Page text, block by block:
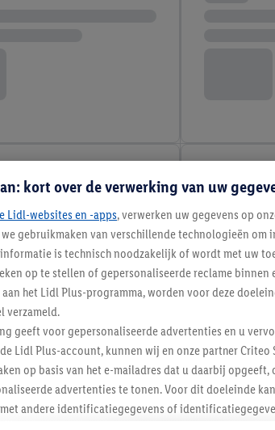
kort over de verwerking van uw
Lidl-websites en -apps, verwerken uw gegevens op
gebruikmaken van verschillende technologieën
is technisch noodzakelijk of wordt met uw
op te stellen of gepersonaliseerde reclame
het Lidl Plus-programma, worden voor deze
verzameld.
geeft voor gepersonaliseerde advertenties en u
Lidl Plus-account, kunnen wij en onze partner Criteo
op basis van het e-mailadres dat u daarbij opgeeft,
advertenties te tonen. Voor dit doeleinde
andere identificatiegegevens of